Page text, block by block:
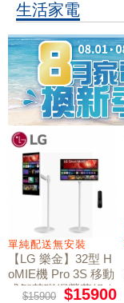
生活家電
禮
單純配送無安裝
【LG 樂金】32型 H
oMIE機 Pro 3S 移動
式智慧聯網螢幕組｜
$15900 $15900